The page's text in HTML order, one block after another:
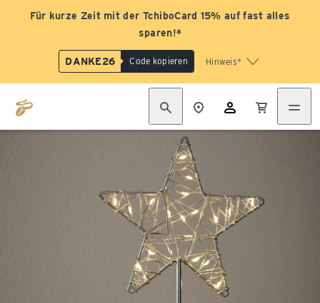
Für kurze Zeit mit der TchiboCard 15% auf fast alles
sparen!*
DANKE26 Code kopieren Hinweis*